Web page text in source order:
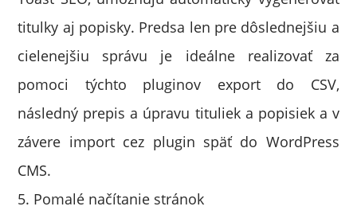
titulky aj popisky. Predsa len pre dôslednejšiu a
cielenejšiu správu je ideálne realizovať za
pomoci týchto pluginov export do CSV,
následný prepis a úpravu tituliek a popisiek a v
závere import cez plugin späť do WordPress
CMS.
5. Pomalé načítanie stránok